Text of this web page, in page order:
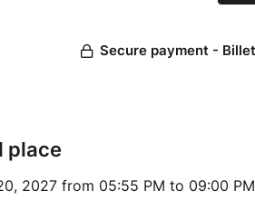
place
2027 from 05:55 PM to 09:00 PM